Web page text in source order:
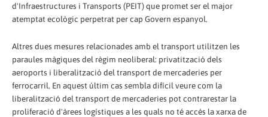
d'Infraestructures i Transports (PEIT) que promet ser el major
atemptat ecològic perpetrat per cap Govern espanyol.
Altres dues mesures relacionades amb el transport utilitzen les
paraules màgiques del règim neoliberal: privatització dels
aeroports i liberalització del transport de mercaderies per
ferrocarril. En aquest últim cas sembla difícil veure com la
liberalització del transport de mercaderies pot contrarestar la
proliferació d'àrees logístiques a les quals no té accés la xarxa de